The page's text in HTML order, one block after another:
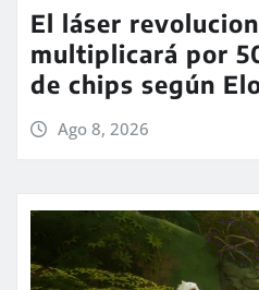
El láser
multiplicará por
de chips según
Ago 8, 2026